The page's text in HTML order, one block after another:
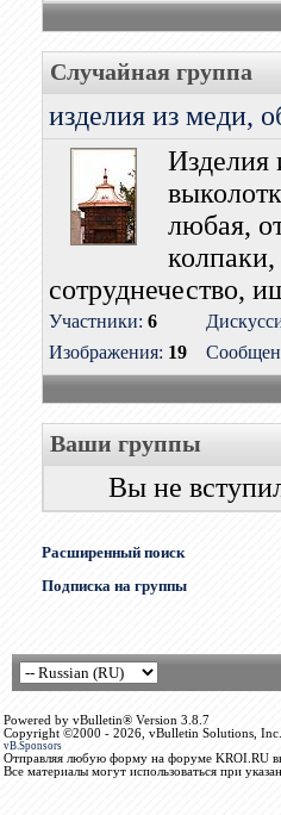
Случайная группа
изделия из меди,
Изделия
любая,
сотруднечество,
Участники: 6
Изображения: 19
Ваши группы
Вы не
Расширенный поиск
Подписка на группы
Powered by vBulletin® Version 3.8.7
Copyright ©2000 - 2026, vBulletin Solutions,
vB.Sponsors
Отправляя любую форму на форуме KROI.RU
Все материалы могут использоваться при